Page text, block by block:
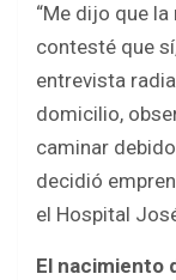
“Me dijo que
contesté que
entrevista
domicilio,
caminar
decidió
el Hospital
El nacimiento